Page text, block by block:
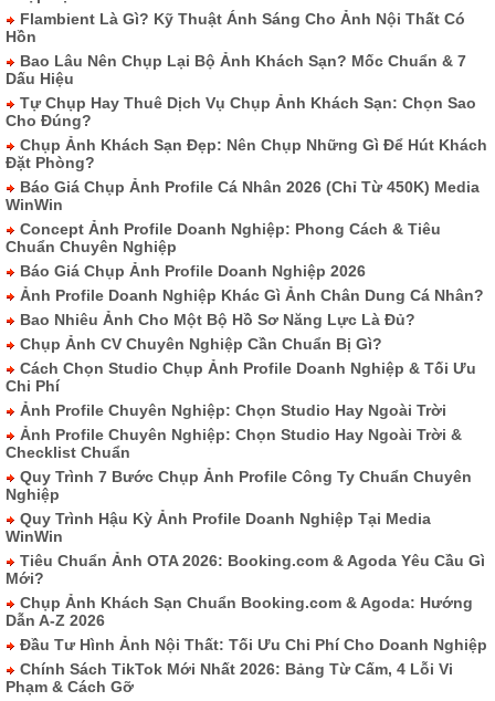
Flambient Là Gì? Kỹ Thuật Ánh Sáng Cho Ảnh Nội Thất Có
Hồn
Bao Lâu Nên Chụp Lại Bộ Ảnh Khách Sạn? Mốc Chuẩn & 7
Dấu Hiệu
Tự Chụp Hay Thuê Dịch Vụ Chụp Ảnh Khách Sạn: Chọn Sao
Cho Đúng?
Chụp Ảnh Khách Sạn Đẹp: Nên Chụp Những Gì Để Hút Khách
Đặt Phòng?
Báo Giá Chụp Ảnh Profile Cá Nhân 2026 (Chỉ Từ 450K) Media
WinWin
Concept Ảnh Profile Doanh Nghiệp: Phong Cách & Tiêu
Chuẩn Chuyên Nghiệp
Báo Giá Chụp Ảnh Profile Doanh Nghiệp 2026
Ảnh Profile Doanh Nghiệp Khác Gì Ảnh Chân Dung Cá Nhân?
Bao Nhiêu Ảnh Cho Một Bộ Hồ Sơ Năng Lực Là Đủ?
Chụp Ảnh CV Chuyên Nghiệp Cần Chuẩn Bị Gì?
Cách Chọn Studio Chụp Ảnh Profile Doanh Nghiệp & Tối Ưu
Chi Phí
Ảnh Profile Chuyên Nghiệp: Chọn Studio Hay Ngoài Trời
Ảnh Profile Chuyên Nghiệp: Chọn Studio Hay Ngoài Trời &
Checklist Chuẩn
Quy Trình 7 Bước Chụp Ảnh Profile Công Ty Chuẩn Chuyên
Nghiệp
Quy Trình Hậu Kỳ Ảnh Profile Doanh Nghiệp Tại Media
WinWin
Tiêu Chuẩn Ảnh OTA 2026: Booking.com & Agoda Yêu Cầu Gì
Mới?
Chụp Ảnh Khách Sạn Chuẩn Booking.com & Agoda: Hướng
Dẫn A-Z 2026
Đầu Tư Hình Ảnh Nội Thất: Tối Ưu Chi Phí Cho Doanh Nghiệp
Chính Sách TikTok Mới Nhất 2026: Bảng Từ Cấm, 4 Lỗi Vi
Phạm & Cách Gỡ